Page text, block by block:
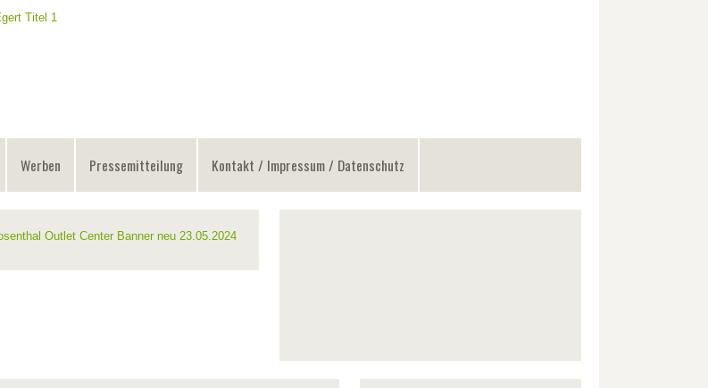
Werben Pressemitteilung Kontakt / Impressum / Datenschutz